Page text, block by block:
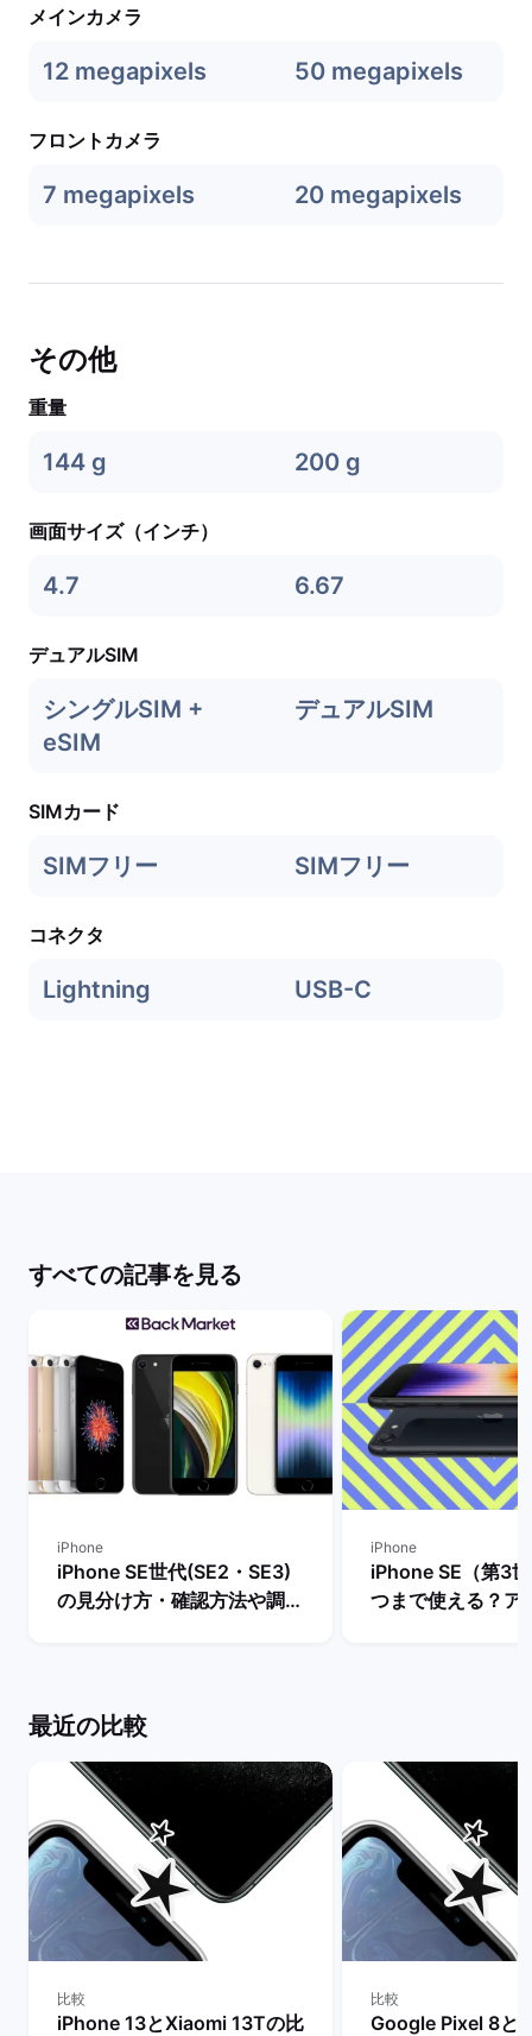
メインカメラ
12 megapixels 50 megapixels
フロントカメラ
7 megapixels 20 megapixels
その他
重量
144 g 200 g
画面サイズ（インチ）
4.7 6.67
デュアルSIM
シングルSIM +
eSIM
デュアルSIM
SIMカード
SIMフリー SIMフリー
コネクタ
Lightning USB-C
すべての記事を見る
iPhone
iPhone SE世代(SE2・SE3)
の見分け方・確認方法や調べ
iPhone
iPhone SE（第3
つまで使える？ア
最近の比較
比較
iPhone 13とXiaomi 13Tの比
比較
Google Pixel 8と